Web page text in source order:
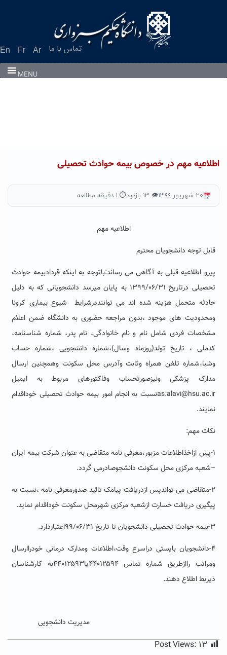
En Fr Ar تماس با ما
MENU
اطلاعیه مهم در خصوص بیمه حوادث تحصیلی
۲۰ شهریور ۱۳۹۹ 👁 ۱۳ بازدید ⏱ ۱ دقیقه مطالعه
اطلاعیه مهم
قابل توجه دانشجویان محترم
پیرو اطلاعیه قبلی به آگاهی می رساند:باتوجه به اینکه قردادبیمه حوادث
تحصیلی درتاریخ ۱۳۹۹/۰۶/۳۱ به پایان میرسد دانشجویانی که به دلیل
حادثه متحمل هزینه شده اند می تواننددرشرایط شیوع بیماری کرونا
ومحدودیت های موجود ،بدون مراجعه حضوری به دانشگاه ضمن اعلام
مشخصات فردی شامل نام و نام خانوادگی، نام پدر، شماره شناسنامه،
کدملی ، تاریخ تولد(روزماه وسال)،شماره دانشجویی ،شماره حساب
وشبا،شماره تلفن همراه وثابت وآدرس محل سکونت وهمچنین ارسال
مدارک پزشکی ونیزصورتحساب وفاکتورهای مربوط به ایمیل
as.alavi@hsu.ac.irنسبت به انجام امور بیمه حوادث تحصیلی خوداقدام
نمایند.
نکات مهم:
۱-پس ازاخذاطلاعات مزبور،معرفی نامه متقاضی به عنوان شرکت بیمه ایران
–شعبه مرکزی محل سکونت دانشجوصادرمی گردد.
۲-متقاضی می تواندپس ازدریافت پیامک تائید صدورمعرفی نامه ،نسبت به
پیگیری دریافت خسارت ازشعبه مرکزی شهرمحل سکونت خوداقدام نماید.
۳-بیمه حوادث تحصیلی دانشجویان تا تاریخ ۹۹/۰۶/۳۱اعتباردارد.
۴-دانشجویان بایستی دراسرع وقت،اطلاعات ومدارک درمانی خودراارسال
ومراتب راازطریق شماره تماس ۴۴۰۱۲۵۹۴یا۴۴۰۱۲۵۹۳به کارشناسان
ذیربط اطلاع دهند.
مدیریت دانشجویی
Post Views: ۱۳